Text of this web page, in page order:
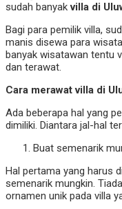
sudah banyakvilla di
Bagi para pemilik villa,
manis disewa para
banyak wisatawan tentu
dan terawat.
Cara merawat villa di
Ada beberapa hal yang
dimiliki. Diantara jal-hal
Buat semenarik
Hal pertama yang harus
semenarik mungkin.
ornamen unik pada villa